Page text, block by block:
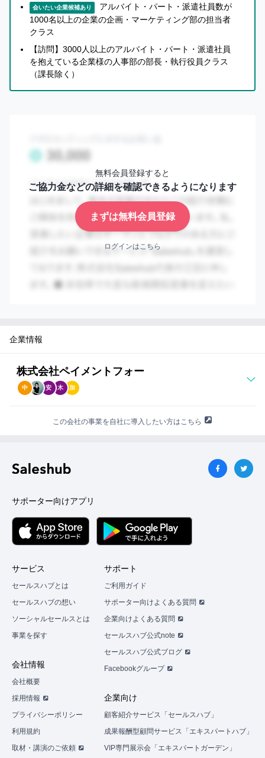
会いたい企業候補あり
アルバイト・パート・派遣社員数が
1000名以上の企業の企画・マーケティング部の担当者
クラス
【訪問】3000人以上のアルバイト・パート・派遣社員
を抱えている企業様の人事部の部長・執行役員クラス
（課長除く）
無料会員登録すると
ご協力金などの詳細を確認できるようになります
まずは無料会員登録
ログインはこちら
企業情報
株式会社ペイメントフォー
中 安 木 加
この会社の事業を自社に導入したい方はこちら
サポーター向けアプリ
サービス
セールスハブとは
セールスハブの想い
ソーシャルセールスとは
事業を探す
会社情報
会社概要
採用情報
プライバシーポリシー
利用規約
取材・講演のご依頼
サポート
ご利用ガイド
サポーター向けよくある質問
企業向けよくある質問
セールスハブ公式note
セールスハブ公式ブログ
Facebookグループ
企業向け
顧客紹介サービス「セールスハブ」
成果報酬型顧問サービス「エキスパートハブ」
VIP専門展示会「エキスパートガーデン」